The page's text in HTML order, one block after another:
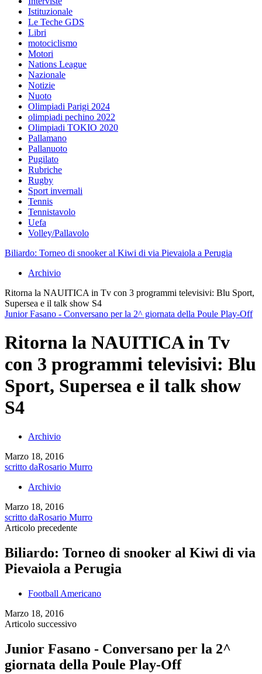
Istituzionale
Le Teche GDS
Libri
motociclismo
Motori
Nations League
Nazionale
Notizie
Nuoto
Olimpiadi Parigi 2024
olimpiadi pechino 2022
Olimpiadi TOKIO 2020
Pallamano
Pallanuoto
Pugilato
Rubriche
Rugby
Sport invernali
Tennis
Tennistavolo
Uefa
Volley/Pallavolo
Biliardo: Torneo di snooker al Kiwi di via Pievaiola a Perugia
Archivio
Ritorna la NAUITICA in Tv con 3 programmi televisivi: Blu Sport,
Supersea e il talk show S4
Junior Fasano - Conversano per la 2^ giornata della Poule Play-Off
Ritorna la NAUITICA in Tv
con 3 programmi televisivi: Blu
Sport, Supersea e il talk show
S4
Archivio
Marzo 18, 2016
scritto daRosario Murro
Archivio
Marzo 18, 2016
scritto daRosario Murro
Articolo precedente
Biliardo: Torneo di snooker al Kiwi di via
Pievaiola a Perugia
Football Americano
Marzo 18, 2016
Articolo successivo
Junior Fasano - Conversano per la 2^
giornata della Poule Play-Off